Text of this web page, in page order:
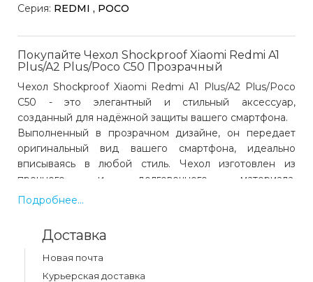
Серия: REDMI , POCO
Покупайте Чехол Shockproof Xiaomi Redmi A1
Plus/A2 Plus/Poco C50 Прозрачный
Чехол Shockproof Xiaomi Redmi A1 Plus/A2 Plus/Poco
C50 - это элегантный и стильный аксессуар,
созданный для надёжной защиты вашего смартфона.
Выполненный в прозрачном дизайне, он передает
оригинальный вид вашего смартфона, идеально
вписываясь в любой стиль. Чехол изготовлен из
прочного и долговечного материала,
обеспечивающего отличную защиту от царапин,
потертостей и случайных ударов.
изящные линии устройства, не добавляя ему лишнего
объёма. При этом чехол плотно прилегает к
смартфону, надёжно фиксируя его и предотвращая
Подробнее...
Доставка
Новая почта
Курьерская доставка